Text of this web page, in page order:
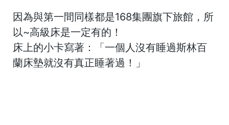
因為與第一間同樣都是168集團旗下旅館，所
以~高級床是一定有的！
床上的小卡寫著：「一個人沒有睡過斯林百
蘭床墊就沒有真正睡著過！」